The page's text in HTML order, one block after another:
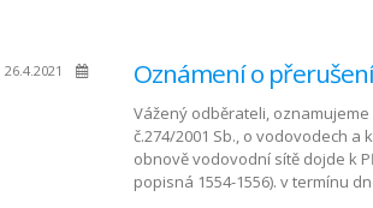
26.4.2021 Oznámení o
Vážený odběrateli,
č.274/2001 Sb., o vodovodech
obnově vodovodní sítě dojde k
popisná 1554-1556). v termínu